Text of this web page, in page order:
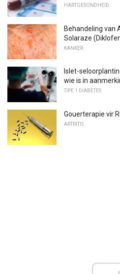
HARTGESONDHEID
Behandeling van
Solaraze
KANKER
Islet-
wie is in
TIPE 1 DIABETES
Gouerterapie vir
ARTRITIS